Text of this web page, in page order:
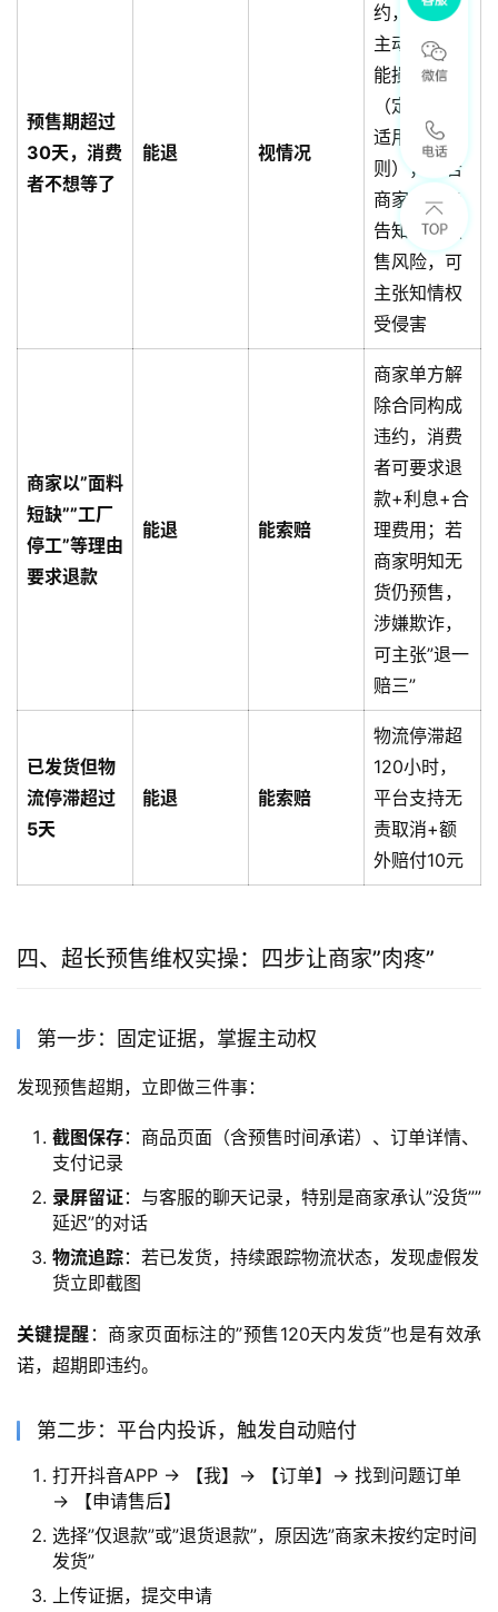
预售期超过
30天，消费
者不想等了
能退 视情况
约，消费者
主动退款可
能损失定金
（定金预售
适用定金规
则）；但若
商家未明确
告知超长预
售风险，可
主张知情权
受侵害
商家以”面料
短缺””工厂
停工”等理由
要求退款
能退 能索赔
商家单方解
除合同构成
违约，消费
者可要求退
款+利息+合
理费用；若
商家明知无
货仍预售，
涉嫌欺诈，
可主张”退一
赔三”
已发货但物
流停滞超过
5天
能退 能索赔
物流停滞超
120小时，
平台支持无
责取消+额
外赔付10元
四、超长预售维权实操：四步让商家”肉疼”
第一步：固定证据，掌握主动权
发现预售超期，立即做三件事：
截图保存：商品页面（含预售时间承诺）、订单详情、
支付记录
录屏留证：与客服的聊天记录，特别是商家承认”没货””
延迟”的对话
物流追踪：若已发货，持续跟踪物流状态，发现虚假发
货立即截图
关键提醒 ：商家页面标注的”预售120天内发货”也是有效承
诺，超期即违约。
第二步：平台内投诉，触发自动赔付
打开抖音APP → 【我】→ 【订单】→ 找到问题订单
→ 【申请售后】
选择”仅退款”或”退货退款”，原因选”商家未按约定时间
发货”
上传证据，提交申请